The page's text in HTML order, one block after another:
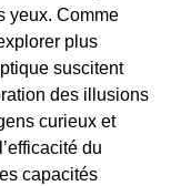
yeux. Comme
plus
suscitent
des illusions
curieux et
du
capacités